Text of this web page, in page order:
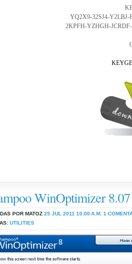
YQ2X9-32SJ4-
2KPFH-YZHGH-
WinOptimizer
POR MATOZ 25 JUL 2011 10:00 A.M. 1
UTILITIES